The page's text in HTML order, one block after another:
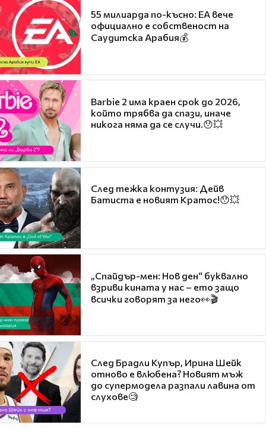
55 милиарда по-късно: EA вече
официално е собственост на
Саудитска Арабия💰
Barbie 2 има краен срок до 2026,
който трябва да спази, иначе
никога няма да се случи.😯💥
След тежка контузия: Дейв
Батиста е новият Кратос!😯💥
„Спайдър-мен: Нов ден“ буквално
взриви кината у нас – ето защо
всички говорят за него👀🎬
След Брадли Купър, Ирина Шейк
отново е влюбена? Новият мъж
до супермодела разпали лавина от
слухове🧐